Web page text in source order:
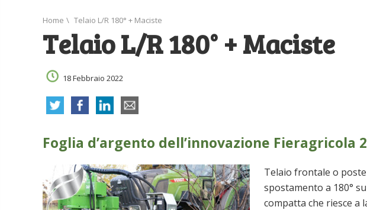
Home \ Telaio L/R 180° + Maciste
Telaio L/R 180° + Maciste
18 Febbraio 2022
Foglia d’argento dell’innovazione Fieragricola
Telaio frontale o
spostamento a 180°
compatta che riesce a